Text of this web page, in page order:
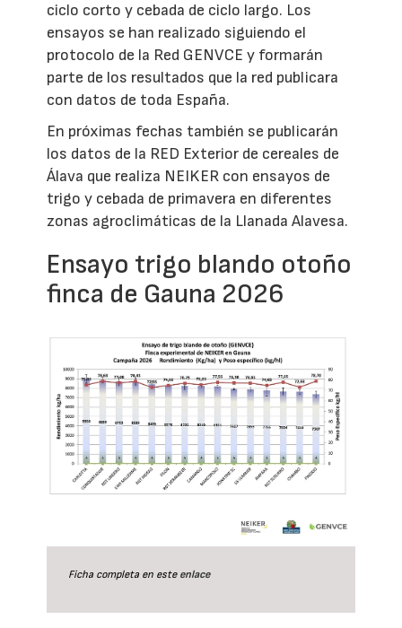
ciclo corto y cebada de ciclo largo. Los
ensayos se han realizado siguiendo el
protocolo de la Red GENVCE y formarán
parte de los resultados que la red publicara
con datos de toda España.
En próximas fechas también se publicarán
los datos de la RED Exterior de cereales de
Álava que realiza NEIKER con ensayos de
trigo y cebada de primavera en diferentes
zonas agroclimáticas de la Llanada Alavesa.
Ensayo trigo blando otoño
finca de Gauna 2026
Ficha completa en este enlace